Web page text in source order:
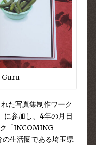
た写真集制作ワーク
参加し、4年の月日
「INCOMING
生活圏である埼玉県